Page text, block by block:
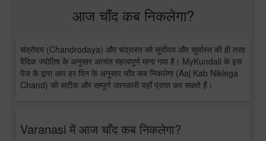
आज चाँद कब निकलेगा?
चंद्रोदय (Chandrodaya) और चंद्रास्त को सूर्योदय और सूर्यास्त की ही तरह
वैदिक ज्योतिष के अनुसार अत्यंत महत्वपूर्ण माना गया है। MyKundali के इस
पेज के द्वारा आप हर दिन के अनुसार चाँद कब निकलेगा (Aaj Kab Niklega
Chand) की सटीक और सम्पूर्ण जानकारी यहाँ प्राप्त कर सकते हैं।
Varanasi में आज चाँद कब निकलेगा?